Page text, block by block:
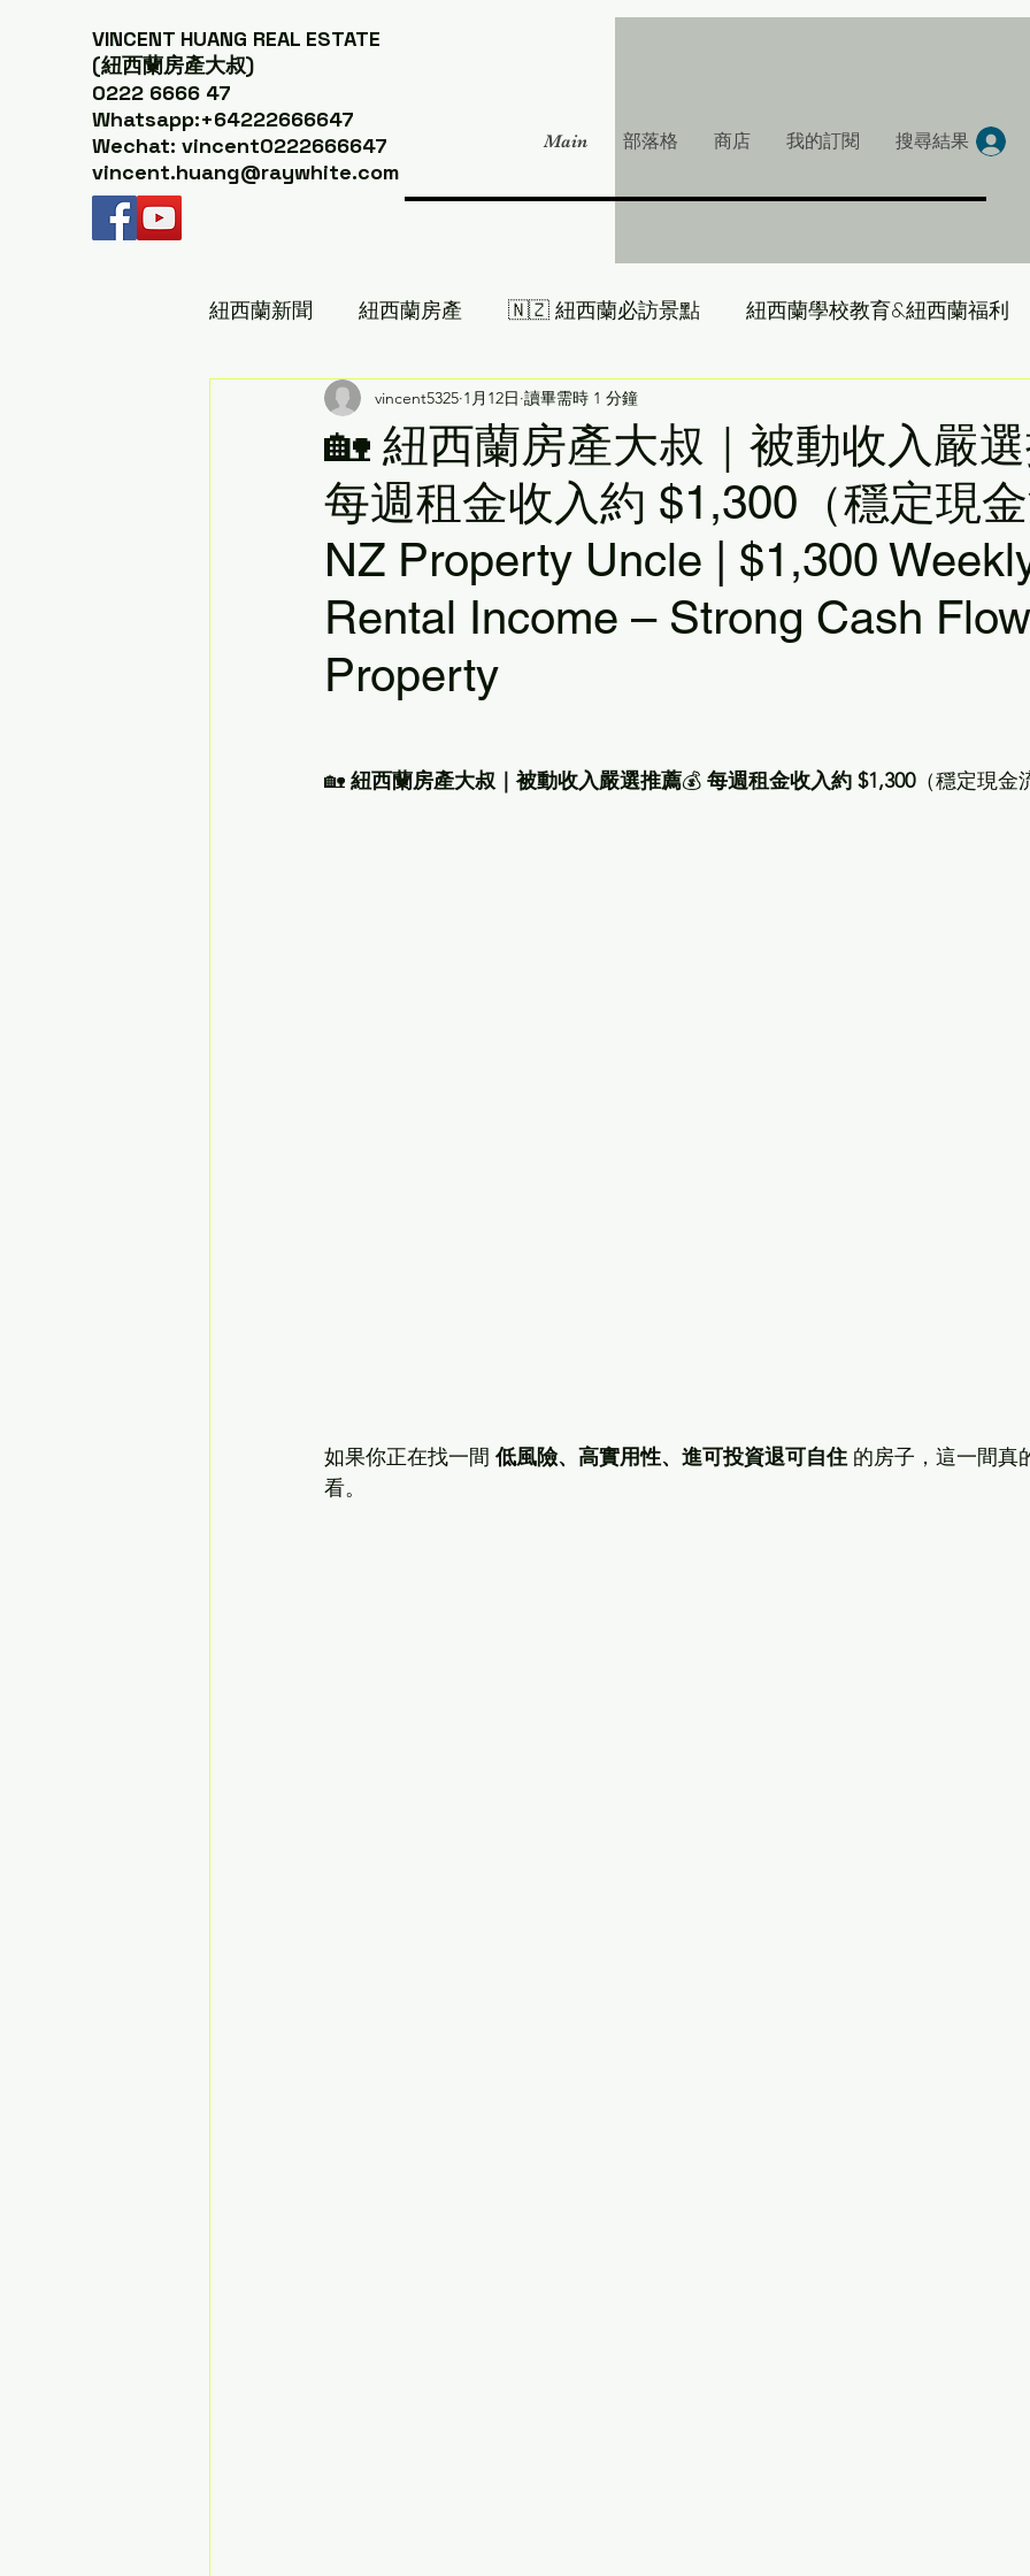
VINCENT HUANG REAL ESTATE
(紐西蘭房產大叔)
0222 6666 47
Whatsapp:+64222666647
Wechat: vincent0222666647
vincent.huang@raywhite.com
Main 部落格 商店 我的訂閱 搜尋結果
紐西蘭新聞 紐西蘭房產 🇳🇿 紐西蘭必訪景點 紐西蘭學校教育&紐西蘭福利
紐西蘭美食推薦｜紐西蘭房產大叔帶你吃遍 NZ
🏡 紐西蘭房產大叔｜被動收入嚴
每週租金收入約 $1,300（穩定現
NZ Property Uncle | $1,300
Rental Income – Strong Cash Flow
Property
vincent5325 1月12日 讀畢需時 1 分鐘
🏡 紐西蘭房產大叔｜被動收入嚴選推薦💰 每週租金收入約 $1,300（穩定現金
如果你正在找一間 低風險、高實用性、進可投資退可自住 的房子，這一間真
看。